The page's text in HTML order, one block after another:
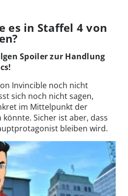
es in Staffel 4 von
Spoiler zur Handlung
Invincible noch nicht
sich noch nicht sagen,
im Mittelpunkt der
Sicher ist aber, dass
bleiben wird.